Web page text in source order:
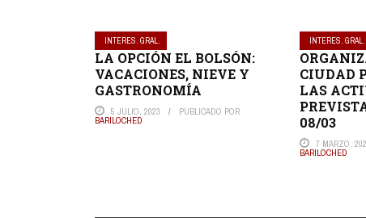
INTERES. GRAL.
LA OPCIÓN EL BOLSÓN:
VACACIONES, NIEVE Y
GASTRONOMÍA
5 JULIO, 2023 PUBLICADO POR
BARILOCHED
INTERES. GRAL.
CIUDAD
LAS
08/03
7 MARZO,
BARILOCHED